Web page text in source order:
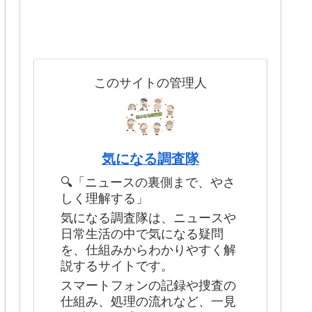
このサイトの管理人
気になる調査隊
🔍「ニュースの裏側まで、やさ
しく理解する」
気になる調査隊は、ニュースや
日常生活の中で気になる疑問
を、仕組みからわかりやすく解
説するサイトです。
スマートフォンの記録や捜査の
仕組み、処理の流れなど、一見